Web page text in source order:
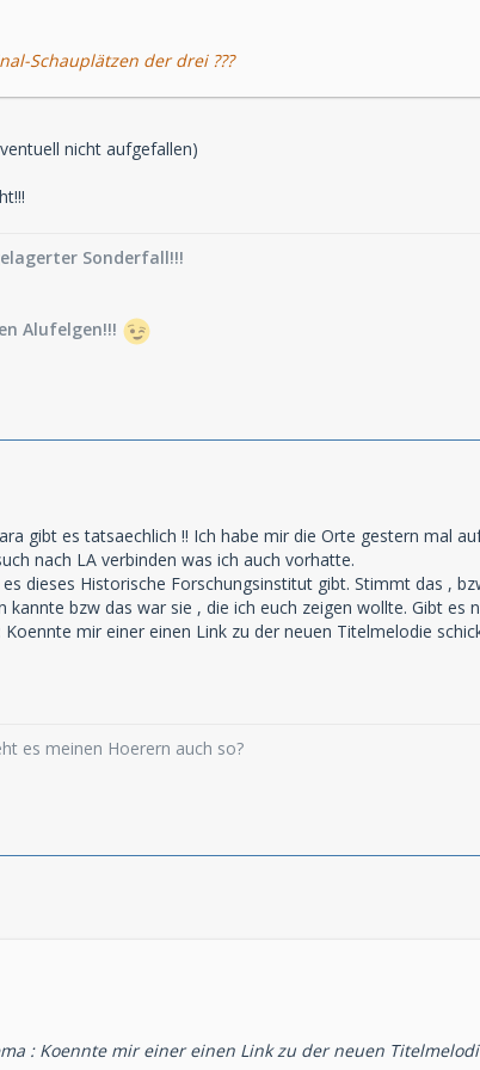
Schauplätzen der drei ???
nicht aufgefallen)
Sonderfall!!!
Alufelgen!!!
gibt es tatsaechlich !! Ich habe mir die Orte gestern mal
nach LA verbinden was ich auch vorhatte.
dieses Historische Forschungsinstitut gibt. Stimmt das ,
kannte bzw das war sie , die ich euch zeigen wollte. Gibt es
mir einer einen Link zu der neuen Titelmelodie
es meinen Hoerern auch so?
: Koennte mir einer einen Link zu der neuen